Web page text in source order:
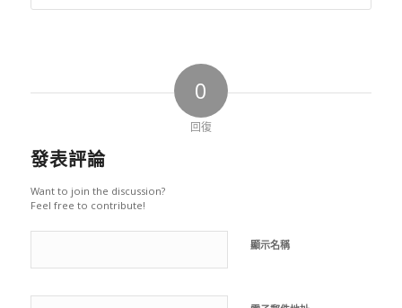
0
回復
發表評論
Want to join the discussion?
Feel free to contribute!
顯示名稱